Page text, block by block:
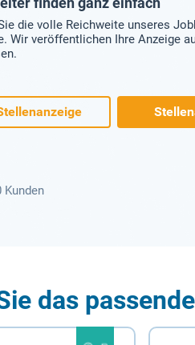
die volle Reichweite unseres
Wir veröffentlichen Ihre Anzeige
Kunden
das